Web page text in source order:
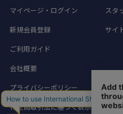
マイページ・ログイン
新規会員登録
ご利用ガイド
会社概要
プライバシーポリシー
特定商取引法に基づく表示
スタ
サイ